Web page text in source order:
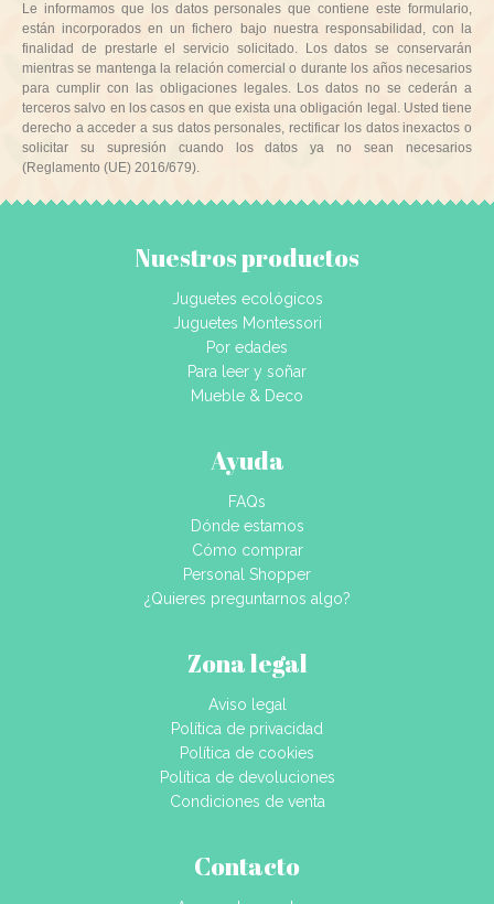
Le informamos que los datos personales que contiene este formulario,
están incorporados en un fichero bajo nuestra responsabilidad, con la
finalidad de prestarle el servicio solicitado. Los datos se conservarán
mientras se mantenga la relación comercial o durante los años necesarios
para cumplir con las obligaciones legales. Los datos no se cederán a
terceros salvo en los casos en que exista una obligación legal. Usted tiene
derecho a acceder a sus datos personales, rectificar los datos inexactos o
solicitar su supresión cuando los datos ya no sean necesarios
(Reglamento (UE) 2016/679).
Nuestros productos
Juguetes ecológicos
Juguetes Montessori
Por edades
Para leer y soñar
Mueble & Deco
Ayuda
FAQs
Dónde estamos
Cómo comprar
Personal Shopper
¿Quieres preguntarnos algo?
Zona legal
Aviso legal
Política de privacidad
Política de cookies
Política de devoluciones
Condiciones de venta
Contacto